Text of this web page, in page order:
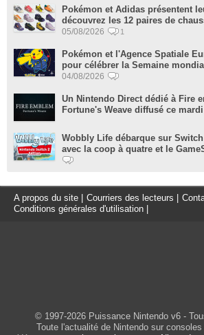
Pokémon et Adidas présentent
découvrez les 12 paires de
05/08/2026 1
Pokémon et l'Agence Spatiale
pour célébrer la Semaine
04/08/2026
Un Nintendo Direct dédié à Fire
Fortune's Weave diffusé ce mardi
Wobbly Life débarque sur
avec la coop à quatre et le
A propos du site Courriers des lecteurs
Conditions générales d'utilisation
© 1997-2026 Puissance Nintendo v6 -
Toute l'actualité de Nintendo sur consoles